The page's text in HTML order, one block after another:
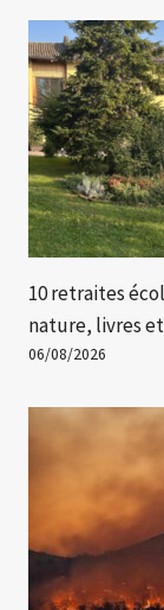
10 retraites
nature, livres
06/08/2026